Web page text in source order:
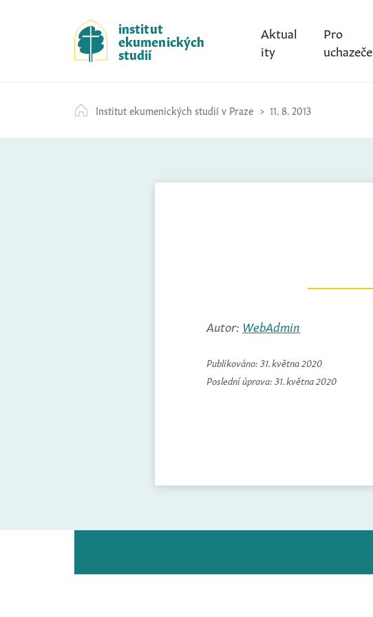
k
i
p
t
c
o
institut
ekumenických
studií
Aktual
ity
Pro
uchazeče
Institut ekumenických studií v Praze 11. 8. 2013
Autor: WebAdmin
Publikováno: 31. května 2020
Poslední úprava: 31. května 2020